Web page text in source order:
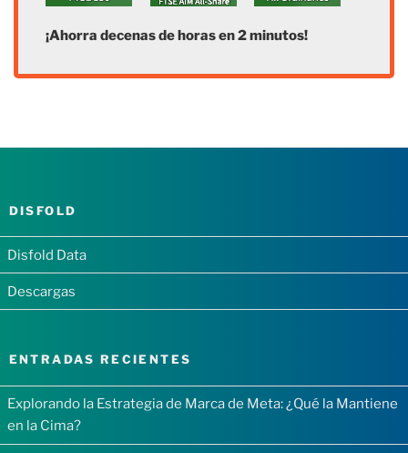
¡Ahorra decenas de horas en 2 minutos!
DISFOLD
Disfold Data
Descargas
ENTRADAS RECIENTES
Explorando la Estrategia de Marca de Meta: ¿Qué la Mantiene
en la Cima?